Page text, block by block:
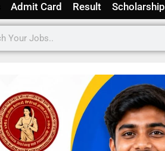
Admit Card Result Scholarship